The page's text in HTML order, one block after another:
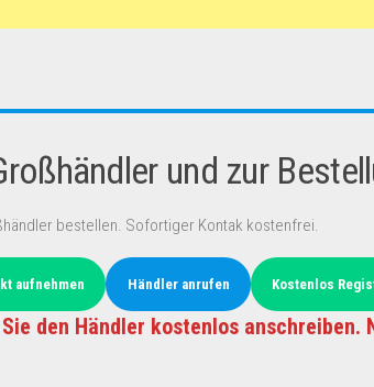
und zur
bestellen. Sofortiger Kontak kostenfrei.
aufnehmen Händler anrufen Kostenlos
den Händler kostenlos anschreiben.